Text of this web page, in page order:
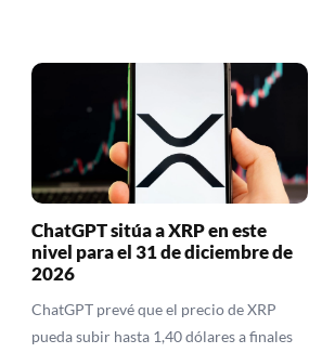
ChatGPT sitúa a XRP en este
nivel para el 31 de diciembre de
2026
ChatGPT prevé que el precio de XRP
pueda subir hasta 1,40 dólares a finales